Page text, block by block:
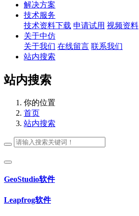
解决方案
技术服务
技术资料下载 申请试用 视频资料
关于中仿
关于我们 在线留言 联系我们
站内搜索
站内搜索
你的位置
首页
站内搜索
GeoStudio软件
Leapfrog软件